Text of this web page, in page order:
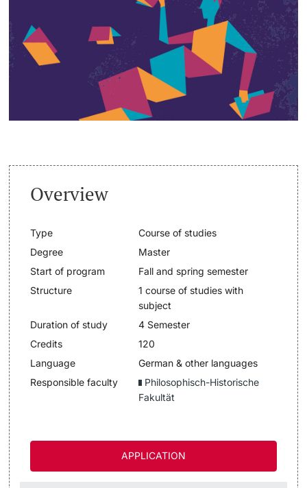
PhD Candidates
Further information
Lecturers
Dates
Informations, Events & Get a Taste
Student Advice Center
Five reasons for studying in Basel
In My Studies
Course Directory
Course Registration
Semester Registration
Dates
Documents & Verification
Welcome to the University of Basel
Mobility
Campus Credits
Continuing Education
University
Overview
Type
Course of studies
Degree
Master
Start of program
Fall and spring semester
Structure
1 course of studies with
subject
Duration of study
4 Semester
Credits
120
Language
German & other languages
Responsible faculty
Philosophisch-Historische
Fakultät
APPLICATION